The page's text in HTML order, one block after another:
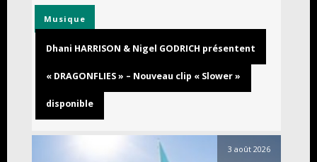
Musique
Dhani HARRISON & Nigel GODRICH présentent
« DRAGONFLIES » – Nouveau clip « Slower »
disponible
3 août 2026